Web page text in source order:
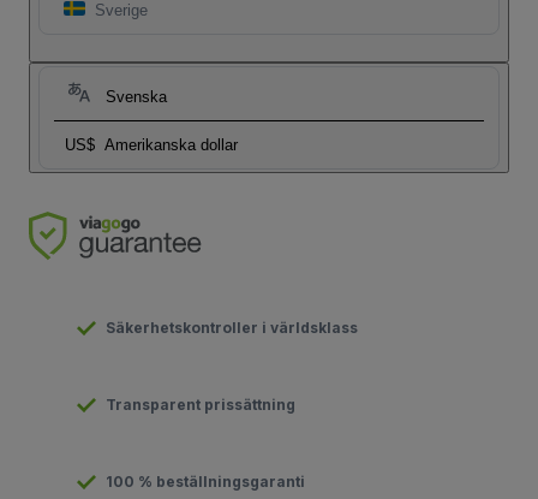
Sverige
Svenska
US$ Amerikanska dollar
Säkerhetskontroller i världsklass
Transparent prissättning
100 % beställningsgaranti